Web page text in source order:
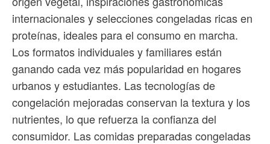
internacionales y selecciones congeladas ricas en
proteínas, ideales para el consumo en marcha.
Los formatos individuales y familiares están
ganando cada vez más popularidad en hogares
urbanos y estudiantes. Las tecnologías de
congelación mejoradas conservan la textura y los
nutrientes, lo que refuerza la confianza del
consumidor. Las comidas preparadas congeladas